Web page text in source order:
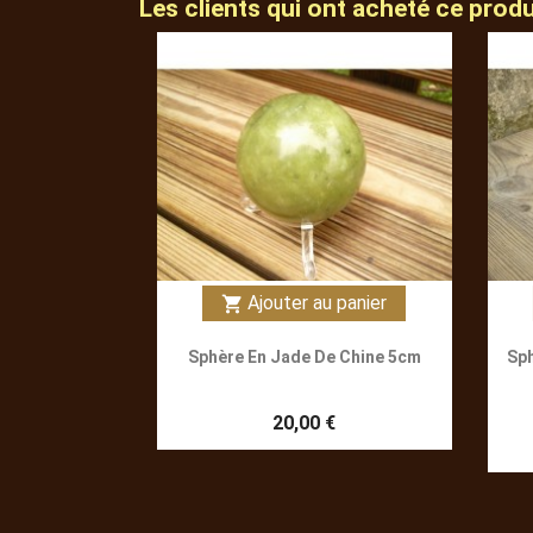
Les clients qui ont acheté ce
shopping_cart Ajouter au panier
Sphère En Jade De Chine 5cm
20,00 €